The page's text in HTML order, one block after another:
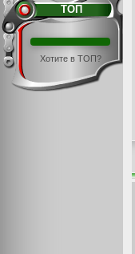
ТОП
Хотите в ТОП?